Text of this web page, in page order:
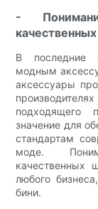
-
В последние
модным
аксессуары
подходящего
значение для
стандартам
моде.
качественных
любого
бини.